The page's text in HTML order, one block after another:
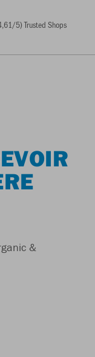
/5) Trusted Shops
&